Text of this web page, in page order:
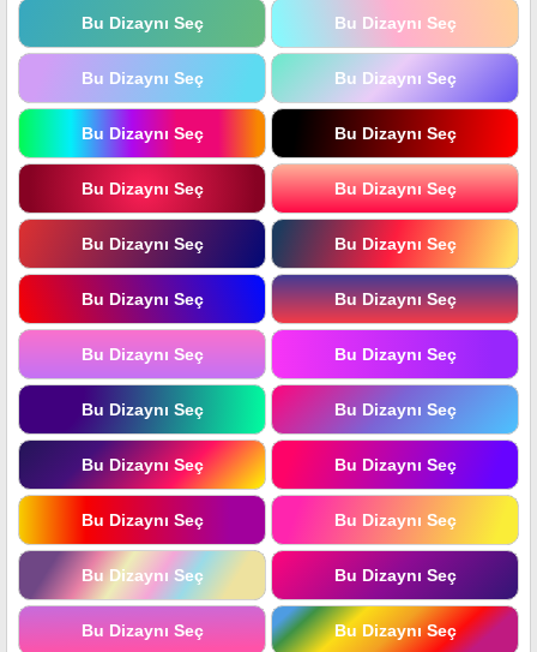
Bu Dizaynı Seç Bu Dizaynı Seç
Bu Dizaynı Seç Bu Dizaynı Seç
Bu Dizaynı Seç Bu Dizaynı Seç
Bu Dizaynı Seç Bu Dizaynı Seç
Bu Dizaynı Seç Bu Dizaynı Seç
Bu Dizaynı Seç Bu Dizaynı Seç
Bu Dizaynı Seç Bu Dizaynı Seç
Bu Dizaynı Seç Bu Dizaynı Seç
Bu Dizaynı Seç Bu Dizaynı Seç
Bu Dizaynı Seç Bu Dizaynı Seç
Bu Dizaynı Seç Bu Dizaynı Seç
Bu Dizaynı Seç Bu Dizaynı Seç